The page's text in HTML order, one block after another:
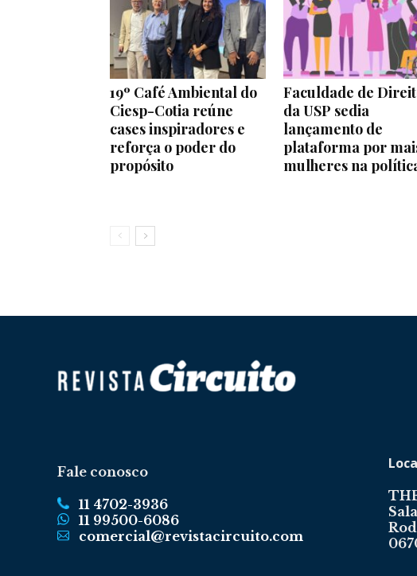
19º Café Ambiental do
Ciesp-Cotia reúne
cases inspiradores e
reforça o poder do
propósito
Faculdade de
da USP sedia
lançamento de
plataforma por
mulheres na
Fale conosco
11 4702-3936
11 99500-6086
comercial@revistacircuito.com